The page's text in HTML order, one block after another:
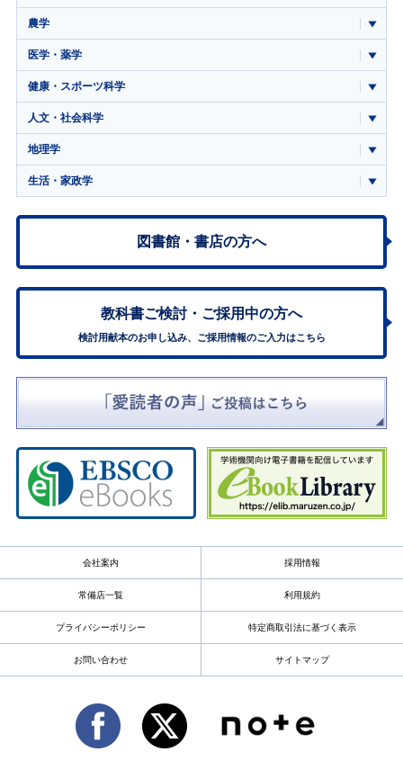
農学
医学・薬学
健康・スポーツ科学
人文・社会科学
地理学
生活・家政学
図書館・書店の方へ
教科書ご検討・ ご採用中の方へ
検討用献本のお申し込み、ご採用情報のご入力はこちら
会社案内 採用情報
常備店一覧 利用規約
プライバシーポリシー 特定商取引法に基づく表示
お問い合わせ サイトマップ